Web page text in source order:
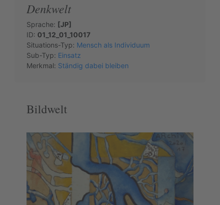
Denkwelt
Sprache: [JP]
ID: 01_12_01_10017
Situations-Typ: Mensch als Individuum
Sub-Typ: Einsatz
Merkmal: Ständig dabei bleiben
Bildwelt